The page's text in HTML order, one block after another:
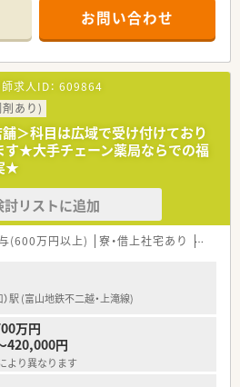
ランがあり、集合研修だけでなく任意で受
用意されています
、社外で活躍する従業員、将来経営幹部
剤師として様々な活躍ができるフィールド
師（土日休み・19時までの勤務）どちらか
す
「医療モール・クリニック併設店舗」「敷
化型店舗」など様々な店舗を運営してい
り組んでおり「訪問調剤特化型店舗」を
室は業界最多の51店舗設置しています
定企業」「健康経営優良法人2023（大規模
取得し一人ひとりが働きやすい環境が整備
お問い合わせ
求人ID： 609864
あり)
舗＞科目は広域で受け付けており
す★大手チェーン薬局ならでの福
★
討リストに追加
(600万円以上) 寮・借上社宅あり 住宅補
駅 (富山地鉄不二越・上滝線)
万円
420,000円
より異なります